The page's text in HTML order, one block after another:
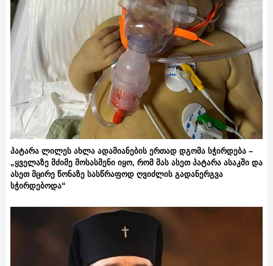
პატარა ლილეს ახლა ადამიანების ერთად დგომა სჭირდება –
„ყველაზე მძიმე მოსასმენი იყო, რომ მას ასეთ პატარა ასაკში და
ასეთ მცირე წონაზე სასწრაფოდ ღვიძლის გადანერგვა
სჭირდებოდა“